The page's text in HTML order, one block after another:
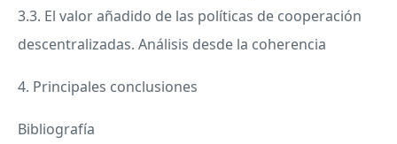
3.3. El valor añadido de las políticas de cooperación
descentralizadas. Análisis desde la coherencia
4. Principales conclusiones
Bibliografía